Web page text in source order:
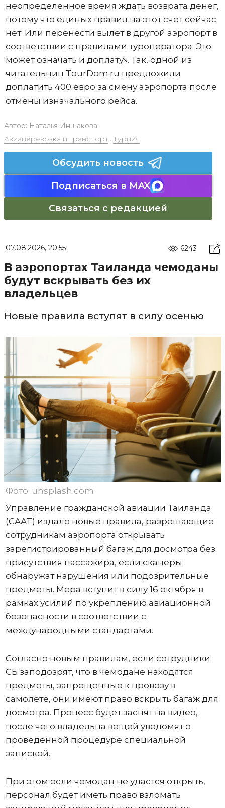
неопределенное время ждать возврата денег,
потому что единых правил на этот счет сейчас
нет. Или перенести вылет в другой аэропорт в
соответствии с правилами туроператора. Это
может означать и доплату». Так, одной из
читательниц TourDom.ru предложили
доплатить 400 евро за смену аэропорта после
отмены изначального рейса.
Автор: Наталья Иншакова
Авиаперевозка и транспорт, Турция
Обсудить новость
Подписаться в MAX
Связаться с редакцией
07.08.2026, 20:55 6243
В аэропортах Таиланда чемоданы
будут вскрывать без их
владельцев
Новые правила вступят в силу осенью
Фото: unsplash.com
Управление гражданской авиации Таиланда
(CAAT) издало новые правила, разрешающие
сотрудникам аэропорта открывать
зарегистрированный багаж для досмотра без
присутствия пассажира, если сканеры
обнаружат нарушения или подозрительные
предметы. Мера вступит в силу 16 октября в
рамках усилий по укреплению авиационной
безопасности в соответствии с
международными стандартами.
Согласно новым правилам, если сотрудники
СБ заподозрят, что в чемодане ​​находятся
предметы, запрещенные к провозу в
самолете, они имеют право вскрыть багаж для
досмотра. Процесс будет заснят на видео,
после чего владельца вещей уведомят о
проведенной процедуре специальной
запиской.
При этом если чемодан не удастся открыть,
персонал будет иметь право взломать